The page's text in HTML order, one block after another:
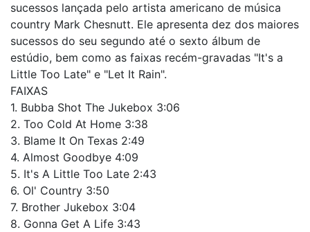
sucessos lançada pelo artista americano de música
country Mark Chesnutt. Ele apresenta dez dos maiores
sucessos do seu segundo até o sexto álbum de
estúdio, bem como as faixas recém-gravadas "It's a
Little Too Late" e "Let It Rain".
FAIXAS
1. Bubba Shot The Jukebox 3:06
2. Too Cold At Home 3:38
3. Blame It On Texas 2:49
4. Almost Goodbye 4:09
5. It's A Little Too Late 2:43
6. Ol' Country 3:50
7. Brother Jukebox 3:04
8. Gonna Get A Life 3:43